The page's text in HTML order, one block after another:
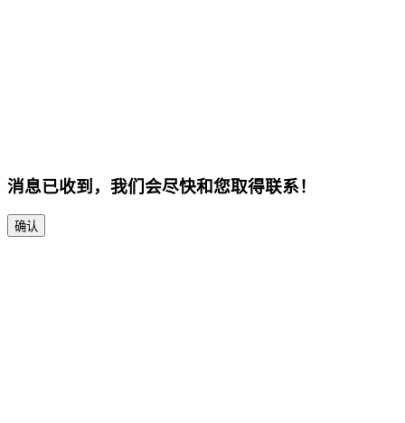
消息已收到，我们会尽快和您取得联系！
确认